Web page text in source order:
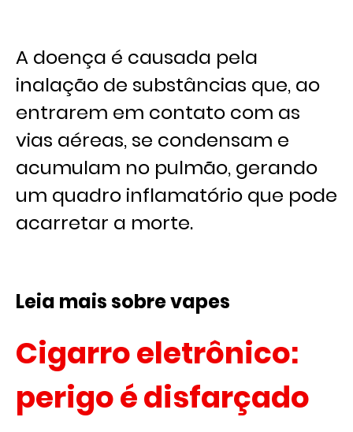
A doença é causada pela
inalação de substâncias que, ao
entrarem em contato com as
vias aéreas, se condensam e
acumulam no pulmão, gerando
um quadro inflamatório que pode
acarretar a morte.
Leia mais sobre vapes
Cigarro eletrônico:
perigo é disfarçado